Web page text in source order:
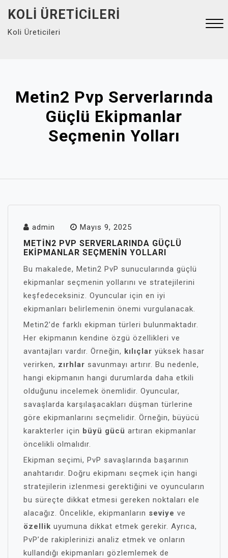
content
KOLI ÜRETICILERI
Koli Üreticileri
Metin2 Pvp Serverlarında
Güçlü Ekipmanlar
Seçmenin Yolları
admin Mayıs 9, 2025
METIN2 PVP SERVERLARINDA GÜÇLÜ
EKIPMANLAR SEÇMENIN YOLLARI
Bu makalede, Metin2 PvP sunucularında güçlü
ekipmanlar seçmenin yollarını ve stratejilerini
keşfedeceksiniz. Oyuncular için en iyi
ekipmanları belirlemenin önemi vurgulanacak.
Metin2’de farklı ekipman türleri bulunmaktadır.
Her ekipmanın kendine özgü özellikleri ve
avantajları vardır. Örneğin, kılıçlar yüksek hasar
verirken, zırhlar savunmayı artırır. Bu nedenle,
hangi ekipmanın hangi durumlarda daha etkili
olduğunu incelemek önemlidir. Oyuncular,
savaşlarda karşılaşacakları düşman türlerine
göre ekipmanlarını seçmelidir. Örneğin, büyücü
karakterler için büyü gücü artıran ekipmanlar
öncelikli olmalıdır.
Ekipman seçimi, PvP savaşlarında başarının
anahtarıdır. Doğru ekipmanı seçmek için hangi
stratejilerin izlenmesi gerektiğini ve oyuncuların
bu süreçte dikkat etmesi gereken noktaları ele
alacağız. Öncelikle, ekipmanların seviye ve
özellik uyumuna dikkat etmek gerekir. Ayrıca,
PvP’de rakiplerinizi analiz etmek ve onların
kullandığı ekipmanları gözlemlemek de